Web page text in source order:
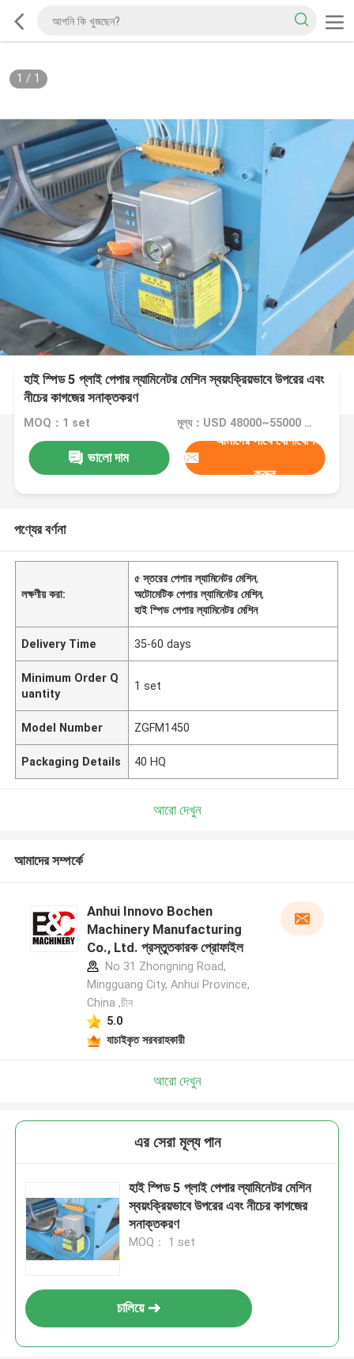
1 / 1
হাই স্পিড 5 প্লাই পেপার ল্যামিনেটর মেশিন স্বয়ংক্রিয়ভাবে উপরের এবং
নীচের কাগজের সনাক্তকরণ
MOQ：1 set মূল্য：USD 48000~55000 1 SET
ভালো দাম
আমাদের সাথে যোগাযোগ
করুন
পণ্যের বর্ণনা
লক্ষণীয় করা:
৫ স্তরের পেপার ল্যামিনেটর মেশিন,
অটোমেটিক পেপার ল্যামিনেটর মেশিন,
হাই স্পিড পেপার ল্যামিনেটর মেশিন
Delivery Time 35-60 days
Minimum Order Q
uantity
1 set
Model Number ZGFM1450
Packaging Details 40 HQ
আরো দেখুন
আমাদের সম্পর্কে
Anhui Innovo Bochen
Machinery Manufacturing
Co., Ltd. প্রস্তুতকারক প্রোফাইল
No 31 Zhongning Road,
Mingguang City, Anhui Province,
China ,চীন
5.0
যাচাইকৃত সরবরাহকারী
আরো দেখুন
এর সেরা মূল্য পান
হাই স্পিড 5 প্লাই পেপার ল্যামিনেটর মেশিন
স্বয়ংক্রিয়ভাবে উপরের এবং নীচের কাগজের
সনাক্তকরণ
MOQ： 1 set
চালিয়ে